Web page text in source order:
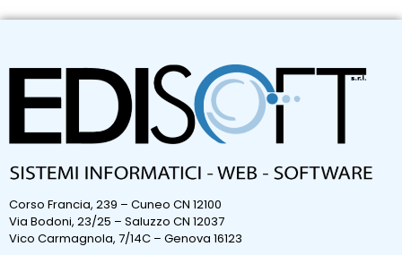
Corso Francia, 239 – Cuneo CN 12100
Via Bodoni, 23/25 – Saluzzo CN 12037
Vico Carmagnola, 7/14C – Genova 16123